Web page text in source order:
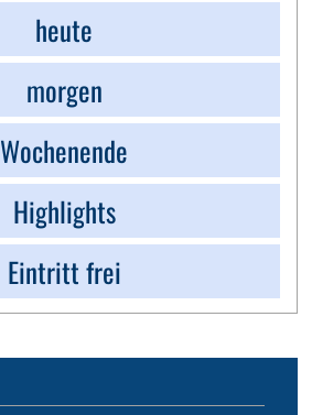
heute
morgen
Wochenende
Highlights
Eintritt frei